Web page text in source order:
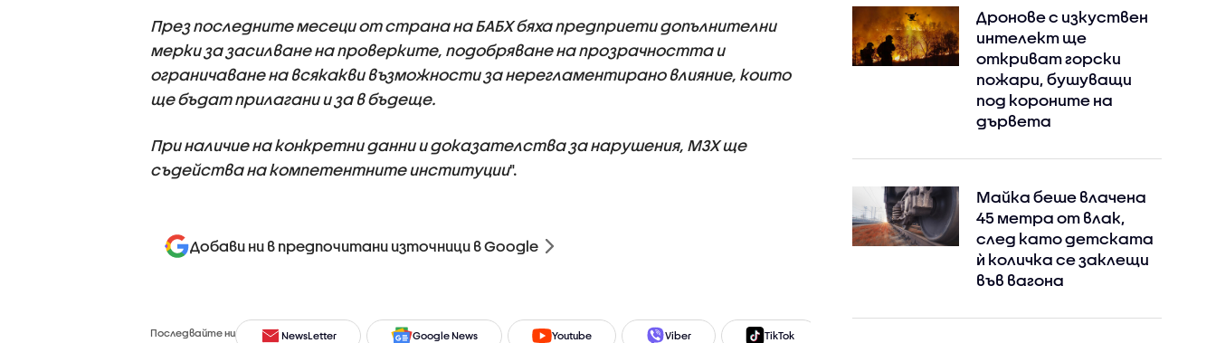
През последните месеци от страна на БАБХ бяха предприети допълнителни
мерки за засилване на проверките, подобряване на прозрачността и
ограничаване на всякакви възможности за нерегламентирано влияние, които
ще бъдат прилагани и за в бъдеще.
При наличие на конкретни данни и доказателства за нарушения, МЗХ ще
съдейства на компетентните институции".
Добави ни в предпочитани източници в Google
Последвайте ни NewsLetter Google News Youtube Viber TikTok
Дронове с изкуствен
интелект ще
откриват горски
пожари, бушуващи
под короните на
дървета
Майка беше влачена
45 метра от влак,
след като детската
ѝ количка се заклещи
във вагона